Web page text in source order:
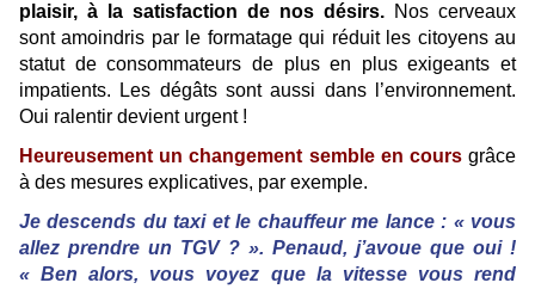
plaisir, à la satisfaction de nos désirs. Nos cerveaux
sont amoindris par le formatage qui réduit les citoyens au
statut de consommateurs de plus en plus exigeants et
impatients. Les dégâts sont aussi dans l’environnement.
Oui ralentir devient urgent !
Heureusement un changement semble en cours grâce
à des mesures explicatives, par exemple.
Je descends du taxi et le chauffeur me lance : « vous
allez prendre un TGV ? ». Penaud, j’avoue que oui !
« Ben alors, vous voyez que la vitesse vous rend